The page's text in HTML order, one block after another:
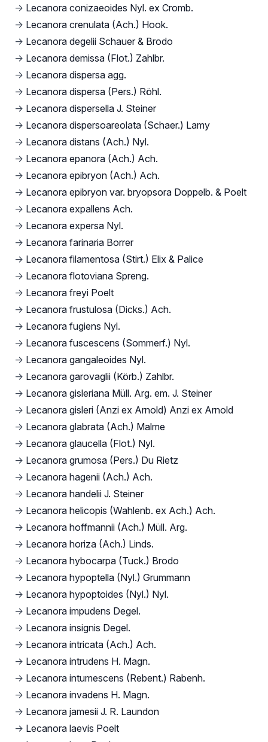
→ Lecanora conizaeoides Nyl. ex Cromb.
→ Lecanora crenulata (Ach.) Hook.
→ Lecanora degelii Schauer & Brodo
→ Lecanora demissa (Flot.) Zahlbr.
→ Lecanora dispersa agg.
→ Lecanora dispersa (Pers.) Röhl.
→ Lecanora dispersella J. Steiner
→ Lecanora dispersoareolata (Schaer.) Lamy
→ Lecanora distans (Ach.) Nyl.
→ Lecanora epanora (Ach.) Ach.
→ Lecanora epibryon (Ach.) Ach.
→ Lecanora epibryon var. bryopsora Doppelb. & Poelt
→ Lecanora expallens Ach.
→ Lecanora expersa Nyl.
→ Lecanora farinaria Borrer
→ Lecanora filamentosa (Stirt.) Elix & Palice
→ Lecanora flotoviana Spreng.
→ Lecanora freyi Poelt
→ Lecanora frustulosa (Dicks.) Ach.
→ Lecanora fugiens Nyl.
→ Lecanora fuscescens (Sommerf.) Nyl.
→ Lecanora gangaleoides Nyl.
→ Lecanora garovaglii (Körb.) Zahlbr.
→ Lecanora gisleriana Müll. Arg. em. J. Steiner
→ Lecanora gisleri (Anzi ex Arnold) Anzi ex Arnold
→ Lecanora glabrata (Ach.) Malme
→ Lecanora glaucella (Flot.) Nyl.
→ Lecanora grumosa (Pers.) Du Rietz
→ Lecanora hagenii (Ach.) Ach.
→ Lecanora handelii J. Steiner
→ Lecanora helicopis (Wahlenb. ex Ach.) Ach.
→ Lecanora hoffmannii (Ach.) Müll. Arg.
→ Lecanora horiza (Ach.) Linds.
→ Lecanora hybocarpa (Tuck.) Brodo
→ Lecanora hypoptella (Nyl.) Grummann
→ Lecanora hypoptoides (Nyl.) Nyl.
→ Lecanora impudens Degel.
→ Lecanora insignis Degel.
→ Lecanora intricata (Ach.) Ach.
→ Lecanora intrudens H. Magn.
→ Lecanora intumescens (Rebent.) Rabenh.
→ Lecanora invadens H. Magn.
→ Lecanora jamesii J. R. Laundon
→ Lecanora laevis Poelt